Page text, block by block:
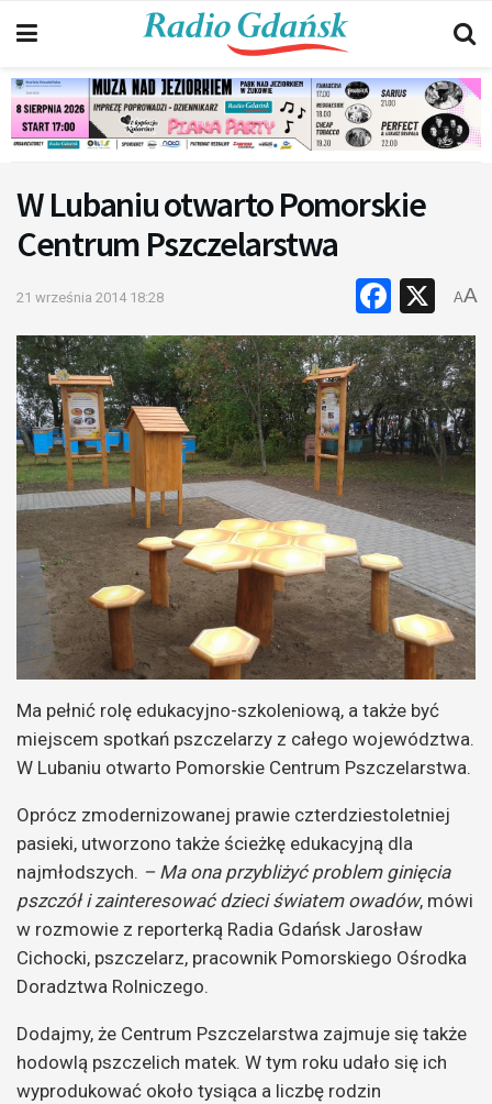
W Lubaniu otwarto Pomorskie
Centrum Pszczelarstwa
21 września 2014 18:28 X
AA
Ma pełnić rolę edukacyjno-szkoleniową, a także być
miejscem spotkań pszczelarzy z całego województwa.
W Lubaniu otwarto Pomorskie Centrum Pszczelarstwa.
Oprócz zmodernizowanej prawie czterdziestoletniej
pasieki, utworzono także ścieżkę edukacyjną dla
najmłodszych. – Ma ona przybliżyć problem ginięcia
pszczół i zainteresować dzieci światem owadów, mówi
w rozmowie z reporterką Radia Gdańsk Jarosław
Cichocki, pszczelarz, pracownik Pomorskiego Ośrodka
Doradztwa Rolniczego.
Dodajmy, że Centrum Pszczelarstwa zajmuje się także
hodowlą pszczelich matek. W tym roku udało się ich
wyprodukować około tysiąca a liczbę rodzin